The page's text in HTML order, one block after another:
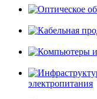
электропитания